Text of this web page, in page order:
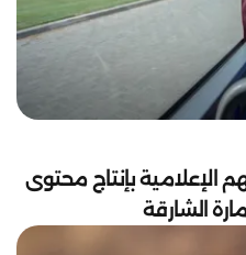
الإعلامية بإنتاج محتوى